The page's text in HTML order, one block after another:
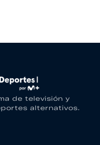
de televisión y
alternativos.